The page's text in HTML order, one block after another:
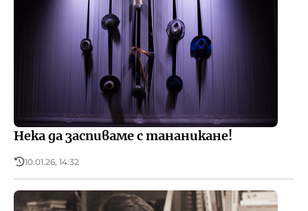
Нека да заспиваме с тананикане!
10.01.26, 14:32